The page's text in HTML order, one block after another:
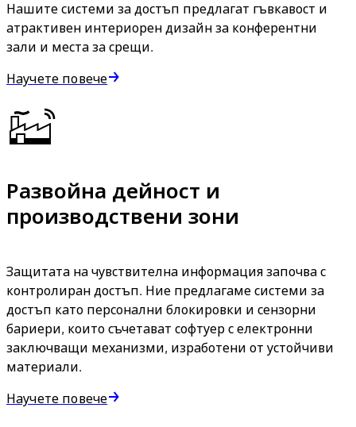
Нашите системи за достъп предлагат гъвкавост и
атрактивен интериорен дизайн за конферентни
зали и места за срещи.
Научете повече
Развойна дейност и
производствени зони
Защитата на чувствителна информация започва с
контролиран достъп. Ние предлагаме системи за
достъп като персонални блокировки и сензорни
бариери, които съчетават софтуер с електронни
заключващи механизми, изработени от устойчиви
материали.
Научете повече